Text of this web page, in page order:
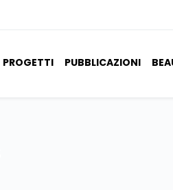
PROGETTI PUBBLICAZIONI